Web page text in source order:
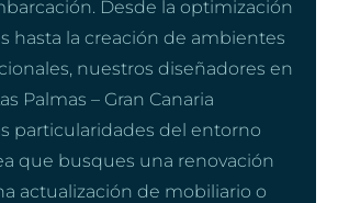
Desde la optimización
hasta la creación de ambientes
nuestros diseñadores en
Palmas – Gran Canaria
particularidades del entorno
que busques una renovación
actualización de mobiliario o